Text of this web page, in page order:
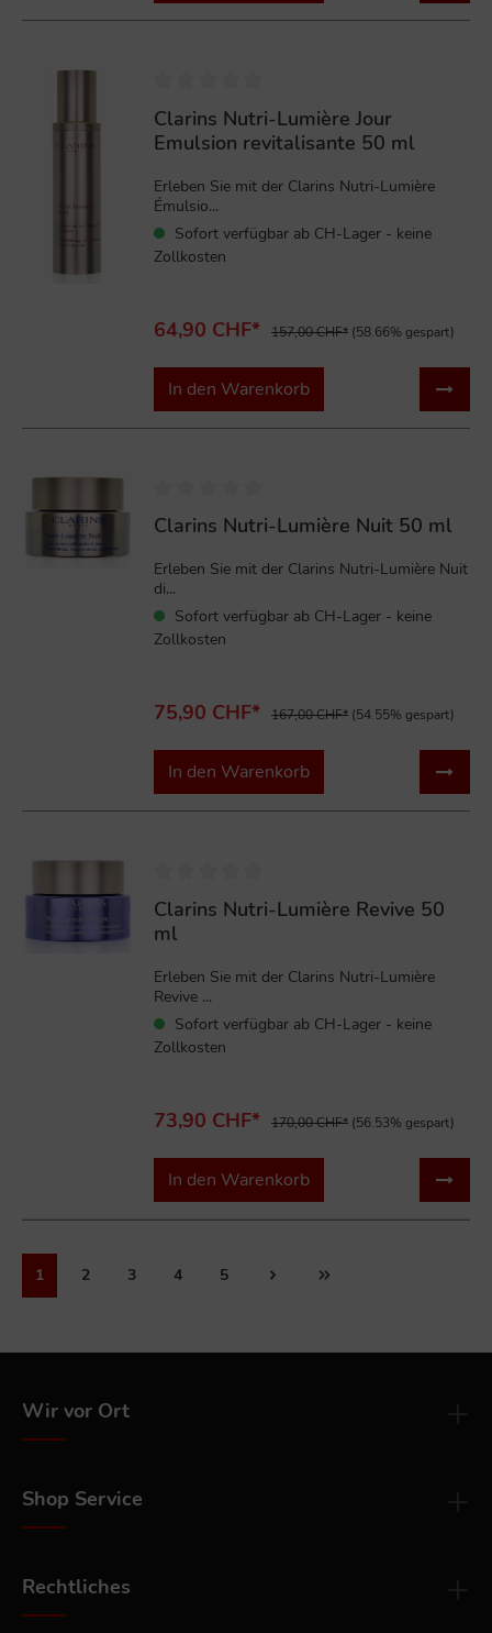
Clarins Nutri-Lumière Jour
Emulsion revitalisante 50 ml
Erleben Sie mit der Clarins Nutri-Lumière
Émulsio...
Sofort verfügbar ab CH-Lager - keine
Zollkosten
64,90 CHF* 157,00 CHF* (58.66% gespart)
In den Warenkorb
Clarins Nutri-Lumière Nuit 50 ml
Erleben Sie mit der Clarins Nutri-Lumière Nuit
di...
Sofort verfügbar ab CH-Lager - keine
Zollkosten
75,90 CHF* 167,00 CHF* (54.55% gespart)
In den Warenkorb
Clarins Nutri-Lumière Revive 50
ml
Erleben Sie mit der Clarins Nutri-Lumière
Revive ...
Sofort verfügbar ab CH-Lager - keine
Zollkosten
73,90 CHF* 170,00 CHF* (56.53% gespart)
In den Warenkorb
1 2 3 4 5
Wir vor Ort
Shop Service
Rechtliches